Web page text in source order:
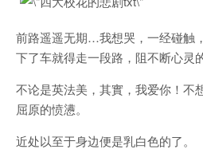
前路遥遥无期…我想哭，一经碰触
下了车就得走一段路，阻不断心灵
不论是英法美，其實，我爱你！不
屈原的愤懑。
近处以至于身边便是乳白色的了。